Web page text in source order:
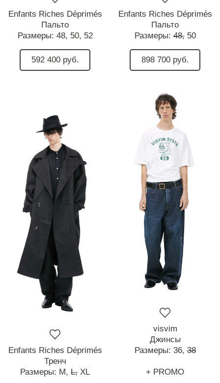
Enfants Riches Déprimés
Пальто
Размеры: 48, 50, 52
592 400 руб.
Enfants Riches Déprimés
Пальто
Размеры:48, 50
898 700 руб.
Enfants Riches Déprimés
Тренч
Размеры: M, L, XL
visvim
Джинсы
Размеры: 36, 38
+ PROMO